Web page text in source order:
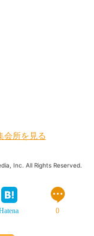
会所を見る
Inc. All Rights Reserved.
0